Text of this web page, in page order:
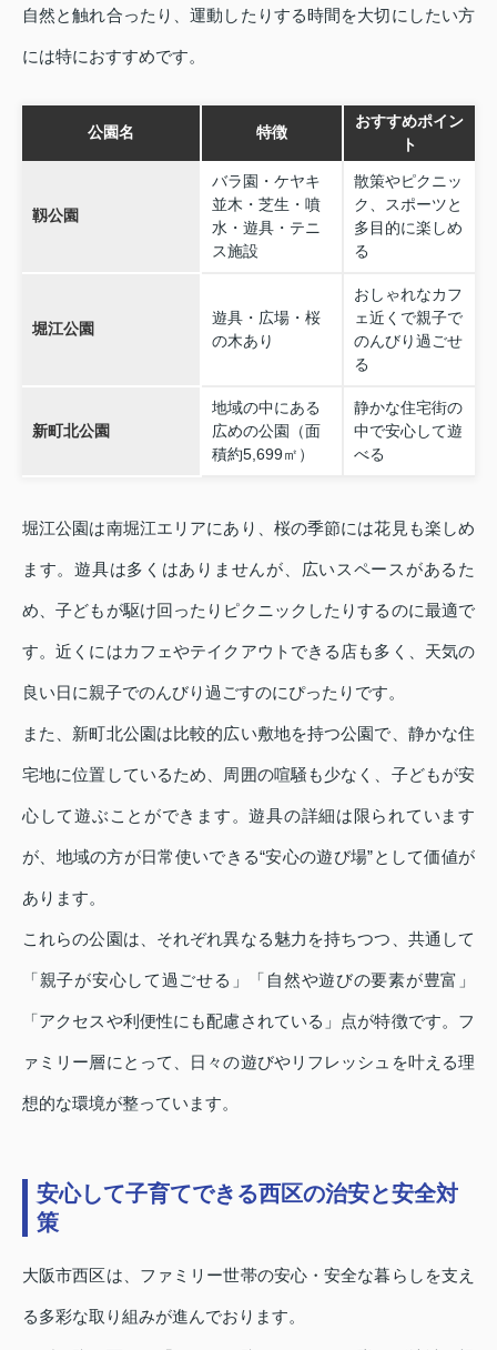
自然と触れ合ったり、運動したりする時間を大切にしたい方
には特におすすめです。
公園名 特徴
おすすめポイン
ト
靱公園
バラ園・ケヤキ
並木・芝生・噴
水・遊具・テニ
ス施設
散策やピクニッ
ク、スポーツと
多目的に楽しめ
る
堀江公園
遊具・広場・桜
の木あり
おしゃれなカフ
ェ近くで親子で
のんびり過ごせ
る
新町北公園
地域の中にある
広めの公園（面
積約5,699㎡）
静かな住宅街の
中で安心して遊
べる
堀江公園は南堀江エリアにあり、桜の季節には花見も楽しめ
ます。遊具は多くはありませんが、広いスペースがあるた
め、子どもが駆け回ったりピクニックしたりするのに最適で
す。近くにはカフェやテイクアウトできる店も多く、天気の
良い日に親子でのんびり過ごすのにぴったりです。
また、新町北公園は比較的広い敷地を持つ公園で、静かな住
宅地に位置しているため、周囲の喧騒も少なく、子どもが安
心して遊ぶことができます。遊具の詳細は限られています
が、地域の方が日常使いできる“安心の遊び場”として価値が
あります。
これらの公園は、それぞれ異なる魅力を持ちつつ、共通して
「親子が安心して過ごせる」「自然や遊びの要素が豊富」
「アクセスや利便性にも配慮されている」点が特徴です。フ
ァミリー層にとって、日々の遊びやリフレッシュを叶える理
想的な環境が整っています。
安心して子育てできる西区の治安と安全対
策
大阪市西区は、ファミリー世帯の安心・安全な暮らしを支え
る多彩な取り組みが進んでおります。